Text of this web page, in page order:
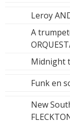
Leroy
A
Midnight
Funk en
New